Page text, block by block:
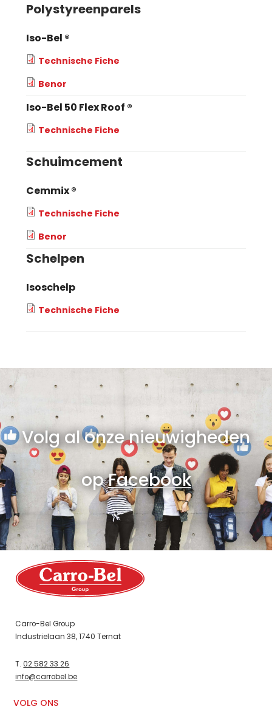
Polystyreenparels
Iso-Bel ®
Technische Fiche
Benor
Iso-Bel 50 Flex Roof ®
Technische Fiche
Schuimcement
Cemmix ®
Technische Fiche
Benor
Schelpen
Isoschelp
Technische Fiche
Volg al onze nieuwigheden
opFacebook
Carro-Bel Group
Industrielaan 38, 1740 Ternat
T.02 582 33 26
info@carrobel.be
VOLG ONS